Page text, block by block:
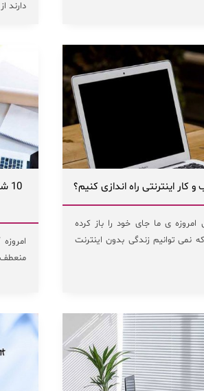
دارند
اینترنتی راه اندازی کنیم؟
امروزه ی ما جای خود را باز کرده
نمی توانیم زندگی بدون اینترنت
منعطف